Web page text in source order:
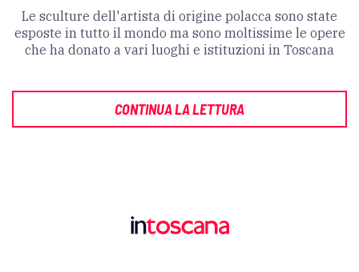
Le sculture dell'artista di origine polacca sono state
esposte in tutto il mondo ma sono moltissime le opere
che ha donato a vari luoghi e istituzioni in Toscana
CONTINUA LA LETTURA